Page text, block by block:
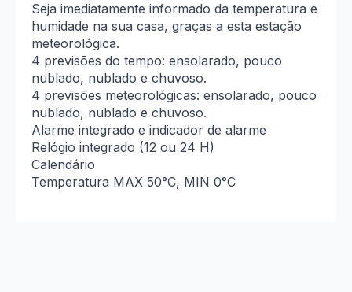
Seja imediatamente informado da temperatura e
humidade na sua casa, graças a esta estação
meteorológica.
4 previsões do tempo: ensolarado, pouco
nublado, nublado e chuvoso.
4 previsões meteorológicas: ensolarado, pouco
nublado, nublado e chuvoso.
Alarme integrado e indicador de alarme
Relógio integrado (12 ou 24 H)
Calendário
Temperatura MAX 50°C, MIN 0°C